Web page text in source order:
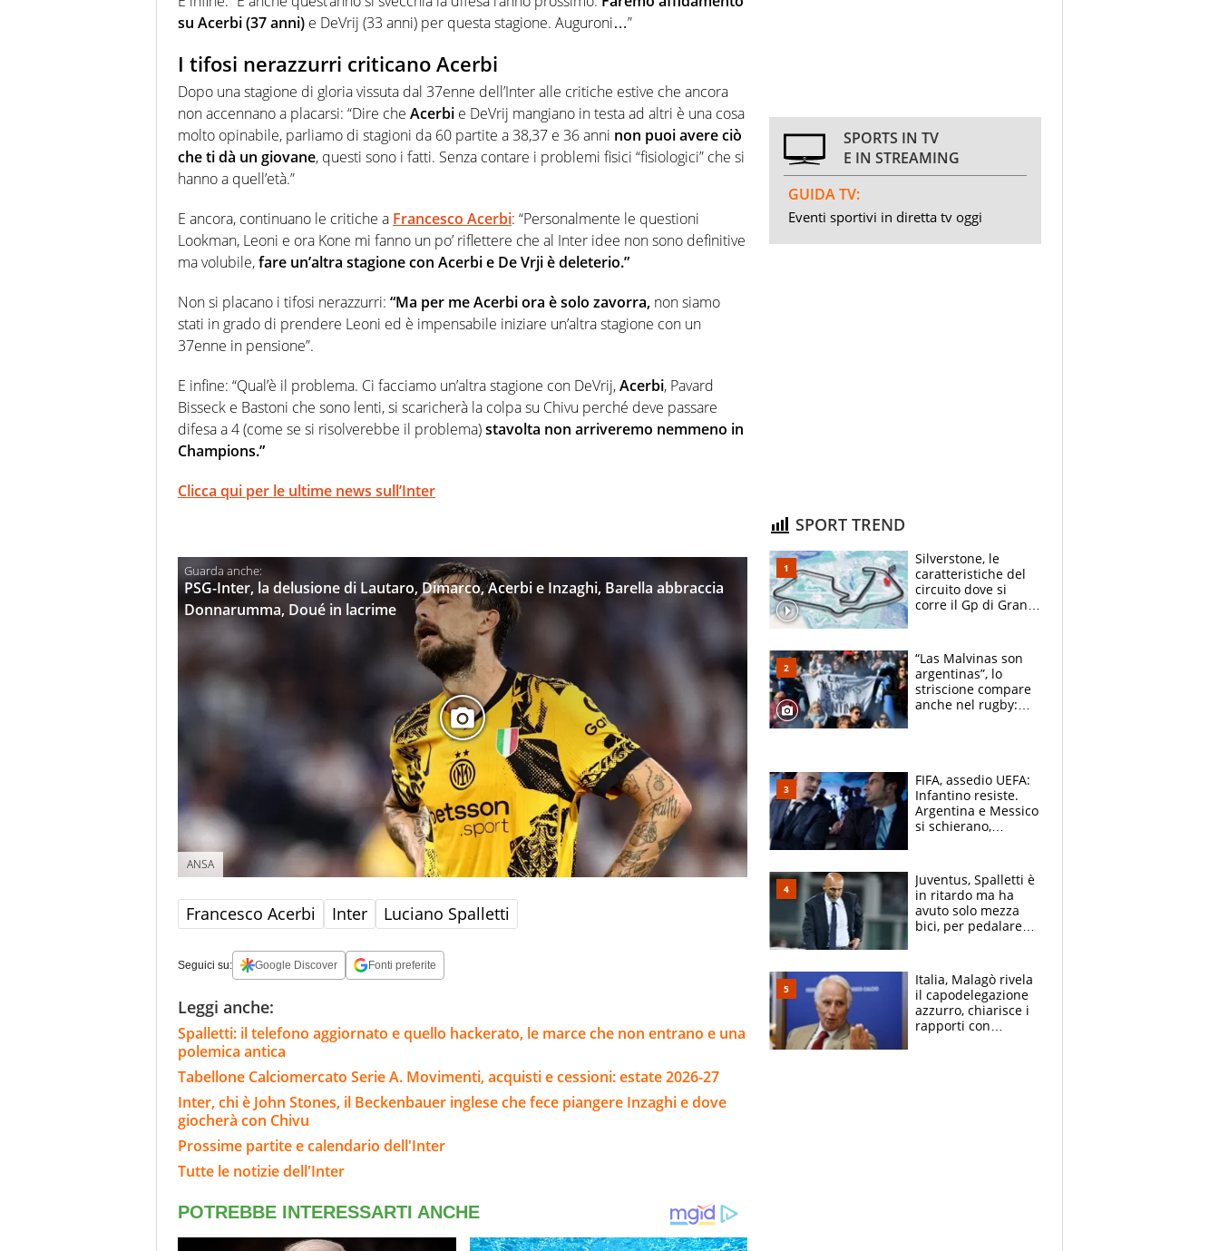
su Acerbi (37 anni) e DeVrij (33 anni) per questa stagione. Auguroni…”
I tifosi nerazzurri criticano Acerbi
Dopo una stagione di gloria vissuta dal 37enne dell’Inter alle critiche estive che ancora
non accennano a placarsi: “Dire che Acerbi e DeVrij mangiano in testa ad altri è una cosa
molto opinabile, parliamo di stagioni da 60 partite a 38,37 e 36 anni non puoi avere ciò
che ti dà un giovane, questi sono i fatti. Senza contare i problemi fisici “fisiologici” che si
hanno a quell’età.”
E ancora, continuano le critiche a Francesco Acerbi: “Personalmente le questioni
Lookman, Leoni e ora Kone mi fanno un po’ riflettere che al Inter idee non sono definitive
ma volubile,fare un’altra stagione con Acerbi e De Vrji è deleterio.”
Non si placano i tifosi nerazzurri: “Ma per me Acerbi ora è solo zavorra, non siamo
stati in grado di prendere Leoni ed è impensabile iniziare un’altra stagione con un
37enne in pensione”.
E infine: “Qual’è il problema. Ci facciamo un’altra stagione con DeVrij,Acerbi, Pavard
Bisseck e Bastoni che sono lenti, si scaricherà la colpa su Chivu perché deve passare
difesa a 4 (come se si risolverebbe il problema)stavolta non arriveremo nemmeno in
Champions.”
Clicca qui per le ultime news sull’Inter
PSG-Inter, la delusione di Lautaro, Dimarco, Acerbi e Inzaghi, Barella abbraccia
Donnarumma, Doué in lacrime
ANSA
Francesco Acerbi Inter Luciano Spalletti
Seguici su: Google Discover Fonti preferite
Leggi anche:
Spalletti: il telefono aggiornato e quello hackerato, le marce che non entrano e una
polemica antica
Tabellone Calciomercato Serie A. Movimenti, acquisti e cessioni: estate 2026-27
Inter, chi è John Stones, il Beckenbauer inglese che fece piangere Inzaghi e dove
giocherà con Chivu
Prossime partite e calendario dell'Inter
Tutte le notizie dell'Inter
SPORTS IN TV
E IN STREAMING
GUIDA TV:
Eventi sportivi in diretta tv oggi
SPORT TREND
Silverstone, le
caratteristiche del
circuito dove si
corre il Gp di Gran
“Las Malvinas son
argentinas”, lo
striscione compare
anche nel rugby:
FIFA, assedio UEFA:
Infantino resiste.
Argentina e Messico
si schierano,
Juventus, Spalletti è
in ritardo ma ha
avuto solo mezza
bici, per pedalare
Italia, Malagò rivela
il capodelegazione
azzurro, chiarisce i
rapporti con